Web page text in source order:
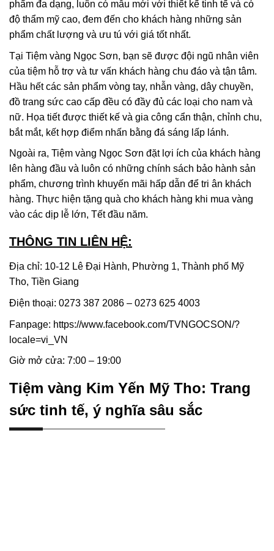
phẩm đa dạng, luôn có mẫu mới với thiết kế tinh tế và có
độ thẩm mỹ cao, đem đến cho khách hàng những sản
phẩm chất lượng và ưu tú với giá tốt nhất.
Tại Tiệm vàng Ngọc Sơn, bạn sẽ được đội ngũ nhân viên
của tiệm hỗ trợ và tư vấn khách hàng chu đáo và tận tâm.
Hầu hết các sản phẩm vòng tay, nhẫn vàng, dây chuyền,
đồ trang sức cao cấp đều có đầy đủ các loại cho nam và
nữ. Họa tiết được thiết kế và gia công cẩn thận, chỉnh chu,
bắt mắt, kết hợp điểm nhấn bằng đá sáng lấp lánh.
Ngoài ra, Tiệm vàng Ngọc Sơn đặt lợi ích của khách hàng
lên hàng đầu và luôn có những chính sách bảo hành sản
phẩm, chương trình khuyến mãi hấp dẫn để tri ân khách
hàng. Thực hiện tặng quà cho khách hàng khi mua vàng
vào các dịp lễ lớn, Tết đầu năm.
THÔNG TIN LIÊN HỆ:
Địa chỉ: 10-12 Lê Đại Hành, Phường 1, Thành phố Mỹ
Tho, Tiền Giang
Điện thoại: 0273 387 2086 – 0273 625 4003
Fanpage: https://www.facebook.com/TVNGOCSON/?
locale=vi_VN
Giờ mở cửa: 7:00 – 19:00
Tiệm vàng Kim Yến Mỹ Tho: Trang
sức tinh tế, ý nghĩa sâu sắc